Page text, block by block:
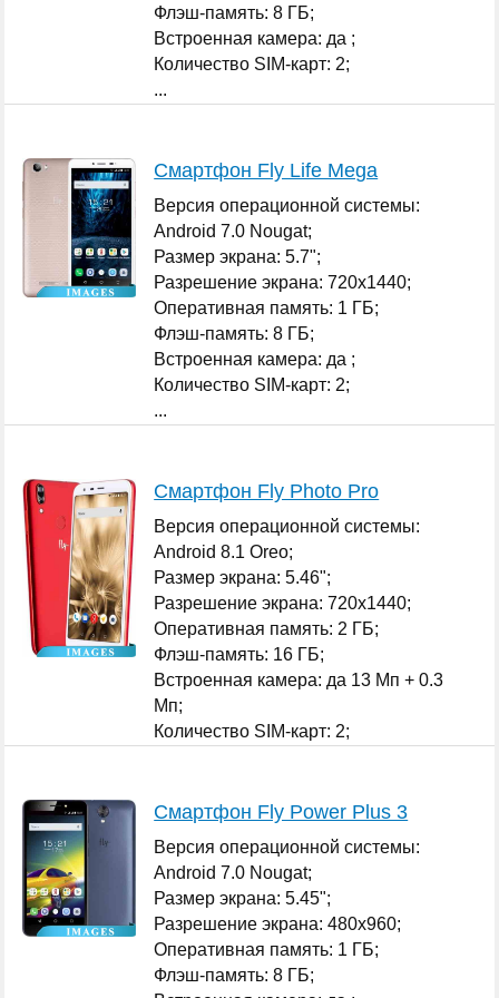
Флэш-память: 8 ГБ;
Встроенная камера: да ;
Количество SIM-карт: 2;
...
Смартфон Fly Life Mega
Версия операционной системы:
Android 7.0 Nougat;
Размер экрана: 5.7";
Разрешение экрана: 720x1440;
Оперативная память: 1 ГБ;
Флэш-память: 8 ГБ;
Встроенная камера: да ;
Количество SIM-карт: 2;
...
Смартфон Fly Photo Pro
Версия операционной системы:
Android 8.1 Oreo;
Размер экрана: 5.46";
Разрешение экрана: 720x1440;
Оперативная память: 2 ГБ;
Флэш-память: 16 ГБ;
Встроенная камера: да 13 Мп + 0.3
Мп;
Количество SIM-карт: 2;
Смартфон Fly Power Plus 3
Версия операционной системы:
Android 7.0 Nougat;
Размер экрана: 5.45";
Разрешение экрана: 480x960;
Оперативная память: 1 ГБ;
Флэш-память: 8 ГБ;